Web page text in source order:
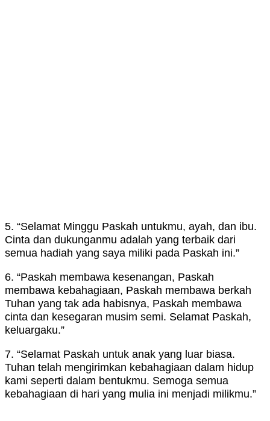
5. “Selamat Minggu Paskah untukmu, ayah, dan ibu.
Cinta dan dukunganmu adalah yang terbaik dari
semua hadiah yang saya miliki pada Paskah ini.”
6. “Paskah membawa kesenangan, Paskah
membawa kebahagiaan, Paskah membawa berkah
Tuhan yang tak ada habisnya, Paskah membawa
cinta dan kesegaran musim semi. Selamat Paskah,
keluargaku.”
7. “Selamat Paskah untuk anak yang luar biasa.
Tuhan telah mengirimkan kebahagiaan dalam hidup
kami seperti dalam bentukmu. Semoga semua
kebahagiaan di hari yang mulia ini menjadi milikmu.”